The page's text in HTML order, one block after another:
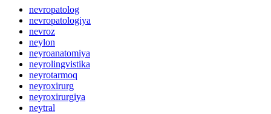
nevropatolog
nevropatologiya
nevroz
neylon
neyroanatomiya
neyrolingvistika
neyrotarmoq
neyroxirurg
neyroxirurgiya
neytral